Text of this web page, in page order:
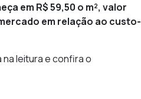
em R$ 59,50 o m², valor
em relação ao custo-
leitura e confira o